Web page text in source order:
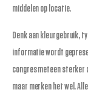
middelen op locatie.
Denk aan kleurgebruik,
informatie wordt
congres meteen sterker
maar merken het wel.